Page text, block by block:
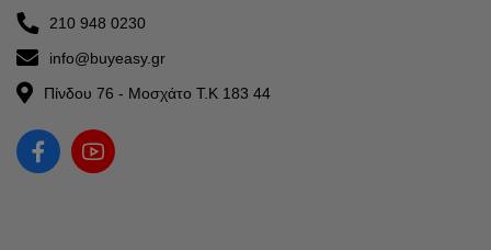
210 948 0230
info@buyeasy.gr
Πίνδου 76 - Μοσχάτο Τ.Κ 183 44